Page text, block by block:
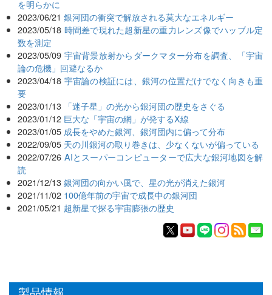
を明らかに
2023/06/21 銀河団の衝突で解放される莫大なエネルギー
2023/05/18 時間差で現れた超新星の重力レンズ像でハッブル定
数を測定
2023/05/09 宇宙背景放射からダークマター分布を調査、「宇宙
論の危機」回避なるか
2023/04/18 宇宙論の検証には、銀河の位置だけでなく向きも重
要
2023/01/13 「迷子星」の光から銀河団の歴史をさぐる
2023/01/12 巨大な「宇宙の網」が発するX線
2023/01/05 成長をやめた銀河、銀河団内に偏って分布
2022/09/05 天の川銀河の取り巻きは、少なくないが偏っている
2022/07/26 AIとスーパーコンピューターで広大な銀河地図を解
読
2021/12/13 銀河団の向かい風で、星の光が消えた銀河
2021/11/02 100億年前の宇宙で成長中の銀河団
2021/05/21 超新星で探る宇宙膨張の歴史